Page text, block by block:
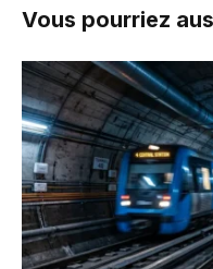
Vous pourriez